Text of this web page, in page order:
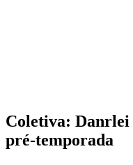
Coletiva:
pré-temporada